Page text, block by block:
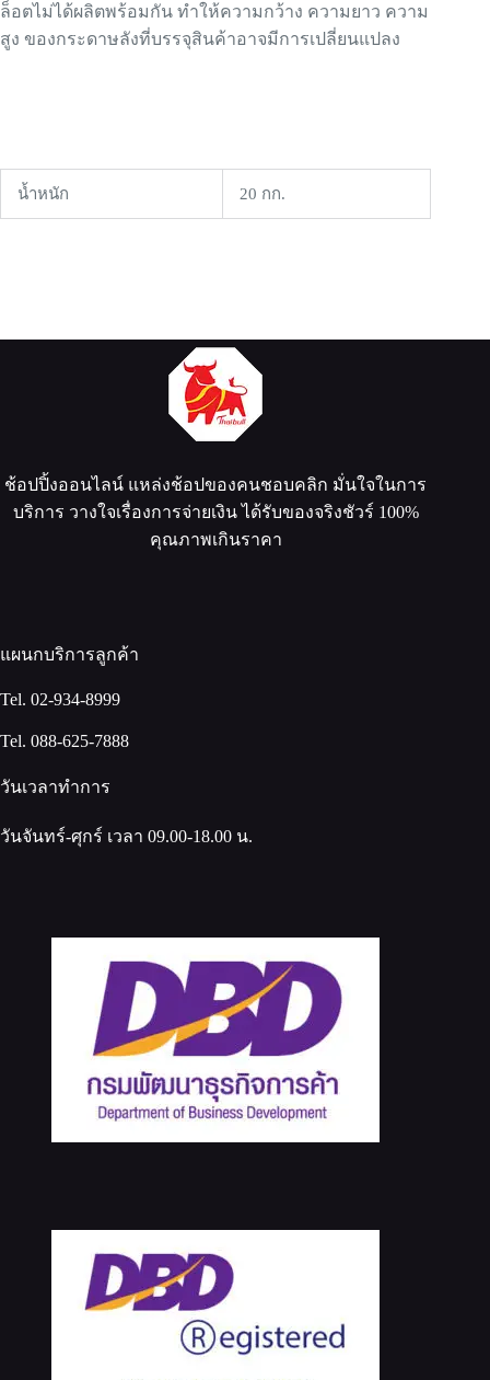
ล็อตไม่ได้ผลิตพร้อมกัน ทำให้ความกว้าง ความยาว ความ
สูง ของกระดาษลังที่บรรจุสินค้าอาจมีการเปลี่ยนแปลง
น้ำหนัก 20 กก.
ช้อปปิ้งออนไลน์ แหล่งช้อปของคนชอบคลิก มั่นใจในการ
บริการ วางใจเรื่องการจ่ายเงิน ได้รับของจริงชัวร์ 100%
คุณภาพเกินราคา
แผนกบริการลูกค้า
Tel. 02-934-8999
Tel. 088-625-7888
วันเวลาทำการ
วันจันทร์-ศุกร์ เวลา 09.00-18.00 น.